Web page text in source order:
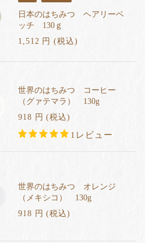
日本のはちみつ ヘアリーベ
ッチ 130ｇ
1,512 円 (税込)
世界のはちみつ コーヒー
（グァテマラ） 130g
918 円 (税込)
1レビュー
世界のはちみつ オレンジ
（メキシコ） 130g
918 円 (税込)